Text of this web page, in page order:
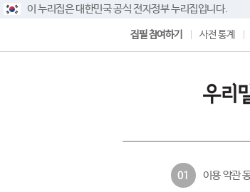
이 누리집은 대한민국 공식 전자정부 누리집입니다.
집필 참여하기 사전 통계
01 이용 약관